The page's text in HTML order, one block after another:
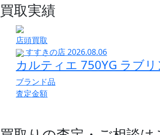
買取実績
店頭買取
すすきの店2026.08.06
カルティエ 750YG ラブ
ブランド品
査定金額